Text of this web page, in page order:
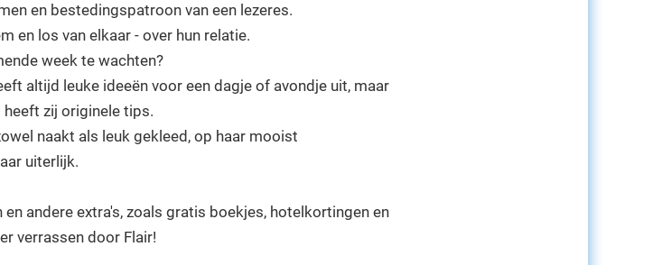
en bestedingspatroon van een lezeres.
en los van elkaar - over hun relatie.
week te wachten?
altijd leuke ideeën voor een dagje of avondje uit, maar
zij originele tips.
naakt als leuk gekleed, op haar mooist
uiterlijk.
andere extra's, zoals gratis boekjes, hotelkortingen en
verrassen door Flair!